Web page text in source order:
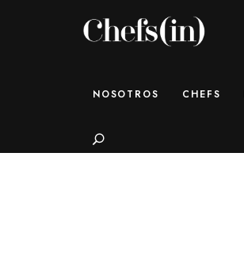
NOSOTROS CHEFS